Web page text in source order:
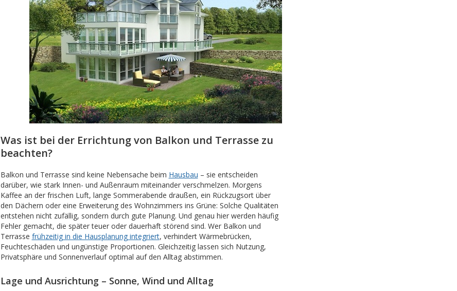
Was ist bei der Errichtung von Balkon und Terrasse zu
beachten?
Balkon und Terrasse sind keine Nebensache beim Hausbau – sie entscheiden
darüber, wie stark Innen- und Außenraum miteinander verschmelzen. Morgens
Kaffee an der frischen Luft, lange Sommerabende draußen, ein Rückzugsort über
den Dächern oder eine Erweiterung des Wohnzimmers ins Grüne: Solche Qualitäten
entstehen nicht zufällig, sondern durch gute Planung. Und genau hier werden häufig
Fehler gemacht, die später teuer oder dauerhaft störend sind. Wer Balkon und
Terrasse frühzeitig in die Hausplanung integriert, verhindert Wärmebrücken,
Feuchteschäden und ungünstige Proportionen. Gleichzeitig lassen sich Nutzung,
Privatsphäre und Sonnenverlauf optimal auf den Alltag abstimmen.
Lage und Ausrichtung – Sonne, Wind und Alltag